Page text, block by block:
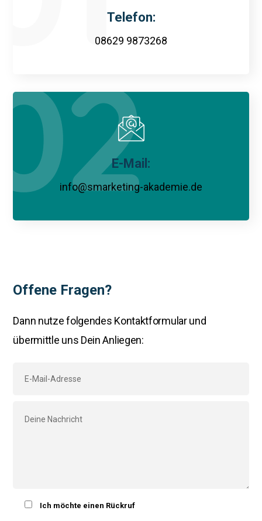
Telefon:
08629 9873268
E-Mail:
info@smarketing-akademie.de
Offene Fragen?
Dann nutze folgendes Kontaktformular und
übermittle uns Dein Anliegen:
Ich möchte einen Rückruf